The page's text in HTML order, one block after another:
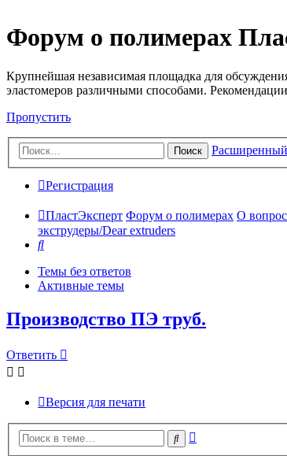
Форум о полимерах
Крупнейшая независимая площадка для
эластомеров различными способами.
Пропустить
Поиск
Регистрация
ПластЭксперт Форум о полимерах О
экструдеры/Dear extruders
Поиск
Темы без ответов
Активные темы
Производство ПЭ труб.
Ответить
Версия для печати
Поиск